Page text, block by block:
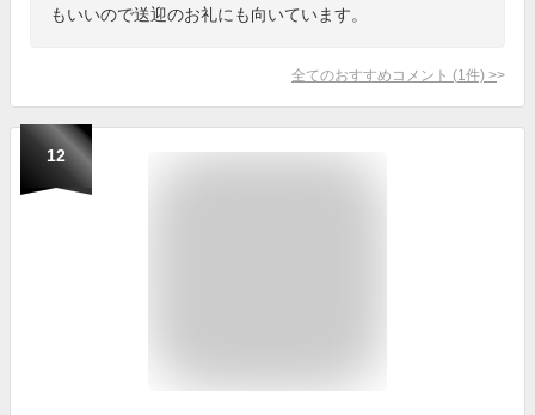
もいいので送迎のお礼にも向いています。
全てのおすすめコメント (1 件) >
12